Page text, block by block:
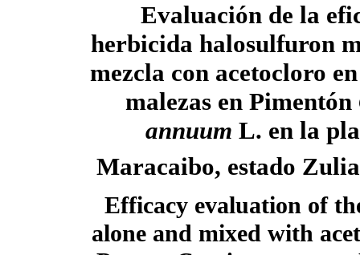
Evaluación de la
herbicida halosulfuron
mezcla con acetocloro
malezas en Pimentón
annuum L. en la
Maracaibo, estado
Efficacy evaluation of
alone and mixed with